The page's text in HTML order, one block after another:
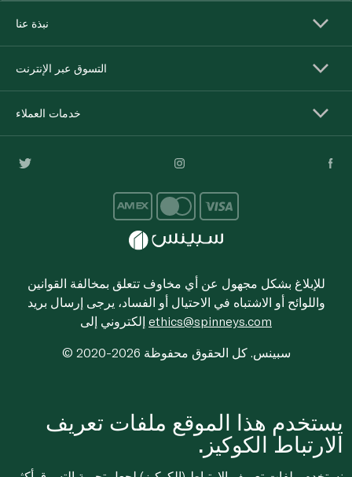
نبذة عنا
التسوق عبر الإنترنت
خدمات العملاء
للإبلاغ بشكل مجهول عن أي مخاوف تتعلق بمخالفة القوانين
واللوائح أو الاشتباه في الاحتيال أو الفساد، يرجى إرسال بريد
ethics@spinneys.com
© 2020-2026 سبينس. كل الحقوق محفوظة
يستخدم هذا الموقع ملفات تعريف
الارتباط الكوكيز.